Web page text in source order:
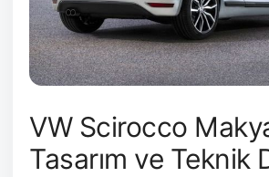
VW Scirocco
Tasarım ve Teknik